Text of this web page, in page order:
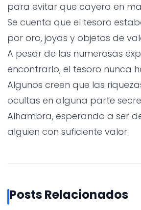
para evitar que cayera en
Se cuenta que el tesoro
por oro, joyas y objetos de
A pesar de las numerosas
encontrarlo, el tesoro nunca
Algunos creen que las
ocultas en alguna parte
Alhambra, esperando a ser
alguien con suficiente valor.
Posts Relacionados